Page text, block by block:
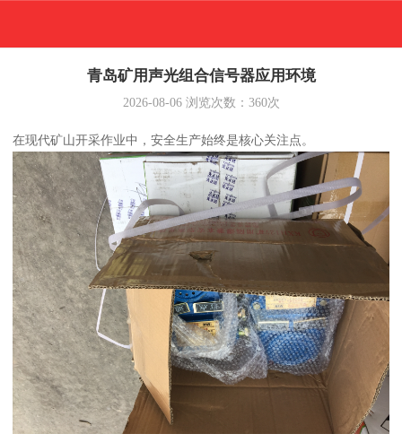
青岛矿用声光组合信号器应用环境
2026-08-06浏览次数： 360次
在现代矿山开采作业中，安全生产始终是核心关注点。